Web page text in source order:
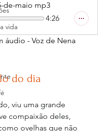
vida
de-maio mp3
4:26
áudio - Voz de Nena
do dia
viu uma grande
compaixão deles,
ovelhas que não